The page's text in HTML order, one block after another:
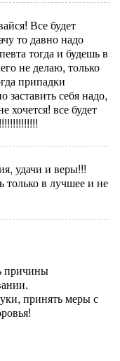
Все будет
то давно надо
тогда и будешь в
не делаю, только
припадки
заставить себя надо,
хочется! все будет
удачи и веры!!!
только в лучшее и не
причины
принять меры с